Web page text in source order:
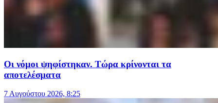
Οι νόμοι ψηφίστηκαν. Τώρα κρίνονται τα
αποτελέσματα
7 Αυγούστου 2026, 8:25